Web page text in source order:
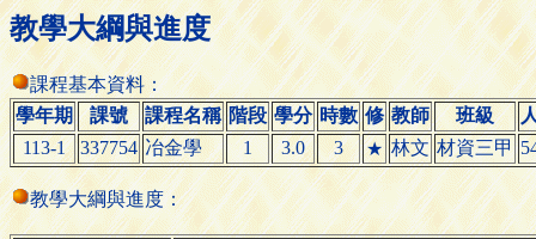
教學大綱與進度
課程基本資料：
學年期
課號 課程名稱 階段 學分 時數 修 教師 班級
113-1
337754 冶金學 1 3.0 3 ★ 林文 材資三甲
教學大綱與進度：